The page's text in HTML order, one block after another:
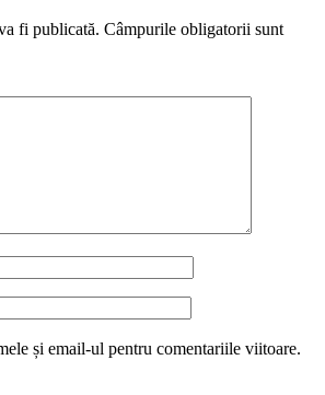
fi publicată. Câmpurile obligatorii sunt
și email-ul pentru comentariile viitoare.